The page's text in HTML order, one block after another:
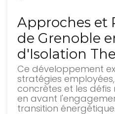
Approches et
de Grenoble
d'Isolation
Ce développement
stratégies
concrètes et les
en avant
transition